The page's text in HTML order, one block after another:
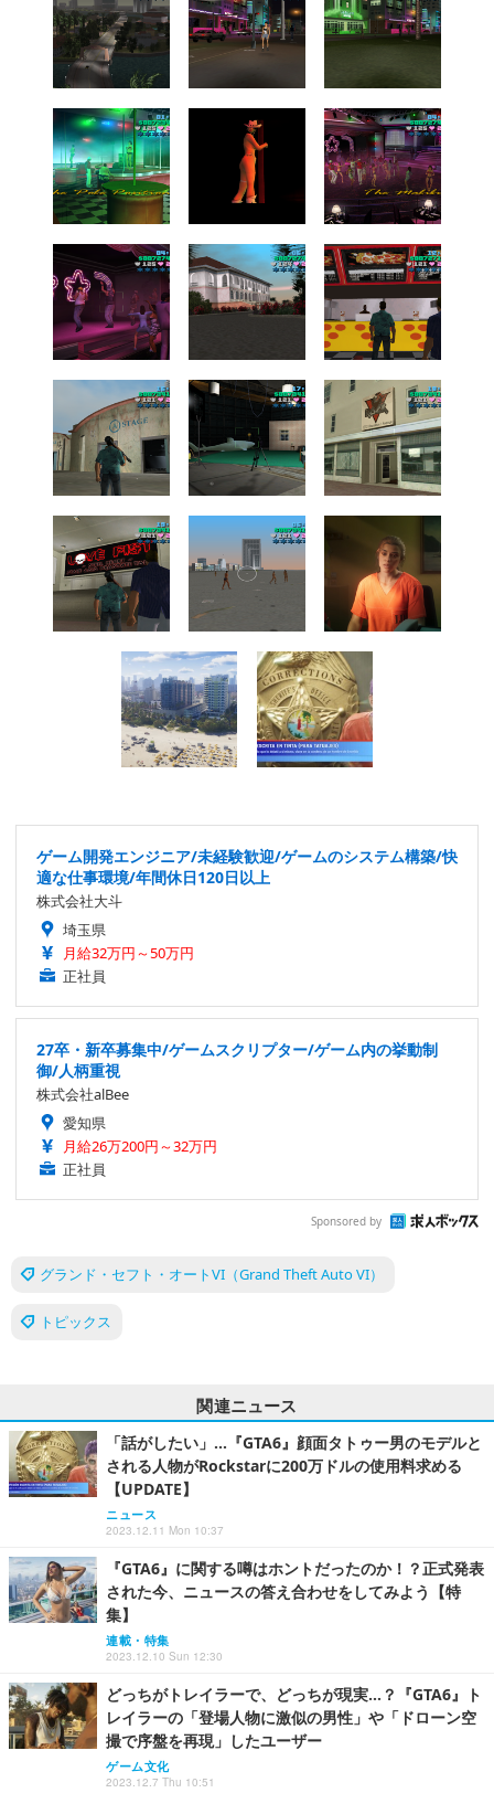
ゲーム開発エンジニア/未経験歓迎/ゲームのシステム構築/快
適な仕事環境/年間休日120日以上
株式会社大斗
埼玉県
月給32万円～50万円
正社員
27卒・新卒募集中/ゲームスクリプター/ゲーム内の挙動制
御/人柄重視
株式会社alBee
愛知県
月給26万200円～32万円
正社員
Sponsored by
グランド・セフト・オートVI（Grand Theft Auto VI）
トピックス
関連ニュース
「話がしたい」…『GTA6』顔面タトゥー男のモデルと
される人物がRockstarに200万ドルの使用料求める
【UPDATE】
ニュース
2023.12.11 Mon 10:37
『GTA6』に関する噂はホントだったのか！？正式発表
された今、ニュースの答え合わせをしてみよう【特
集】
連載・特集
2023.12.10 Sun 12:30
どっちがトレイラーで、どっちが現実…？『GTA6』ト
レイラーの「登場人物に激似の男性」や「ドローン空
撮で序盤を再現」したユーザー
ゲーム文化
2023.12.7 Thu 10:51